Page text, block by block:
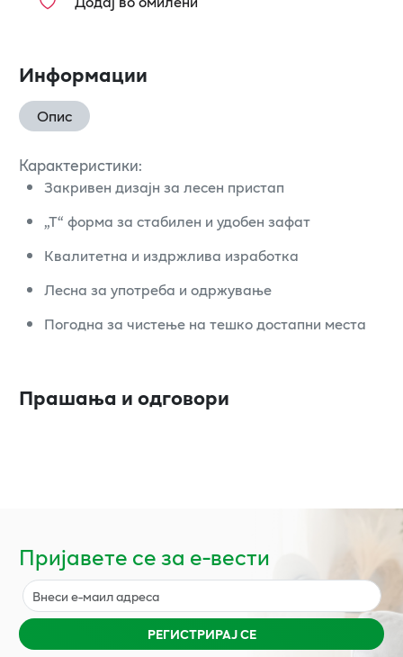
Информации
Опис
Карактеристики:
Закривен дизајн за лесен пристап
„T“ форма за стабилен и удобен зафат
Квалитетна и издржлива изработка
Лесна за употреба и одржување
Погодна за чистење на тешко достапни места
Прашања и одговори
Пријавете се за е-вести
РЕГИСТРИРАЈ СЕ